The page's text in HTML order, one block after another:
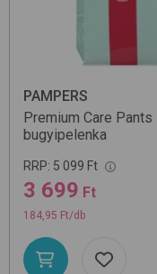
PAMPERS
Premium Care
bugyipelenka
RRP: 5 099 Ft
3 699 Ft
184,95 Ft/db